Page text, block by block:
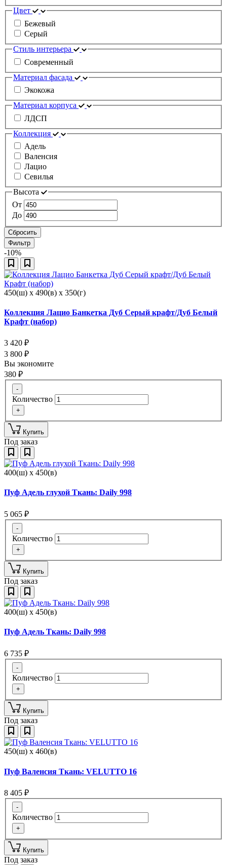
Цвет
Бежевый
Серый
Стиль интерьера
Современный
Материал фасада
Экокожа
Материал корпуса
ЛДСП
Коллекция
Адель
Валенсия
Лацио
Севилья
Высота
От
До
Сбросить
Фильтр
-10%
450(ш) x 490(в) x 350(г)
Коллекция Лацио Банкетка Дуб Серый крафт/Дуб Белый
Крафт (набор)
3 420 ₽
3 800 ₽
Вы экономите
380 ₽
-
Количество
+
Купить
Под заказ
400(ш) x 450(в)
Пуф Адель глухой Ткань: Daily 998
5 065 ₽
-
Количество
+
Купить
Под заказ
400(ш) x 450(в)
Пуф Адель Ткань: Daily 998
6 735 ₽
-
Количество
+
Купить
Под заказ
450(ш) x 460(в)
Пуф Валенсия Ткань: VELUTTO 16
8 405 ₽
-
Количество
+
Купить
Под заказ